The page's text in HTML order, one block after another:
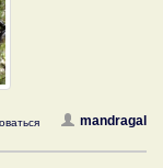
mandragal